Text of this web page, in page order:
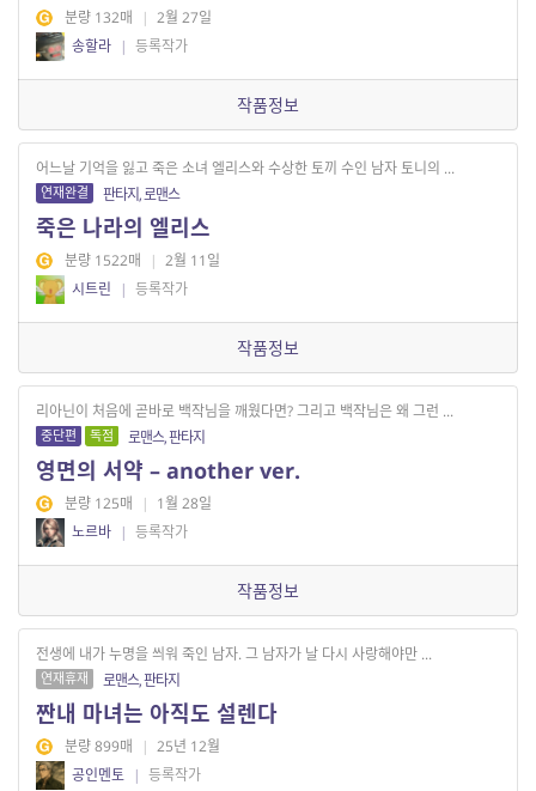
분량 132매 | 2월 27일
송할라 | 등록작가
작품정보
어느날 기억을 잃고 죽은 소녀 엘리스와 수상한 토끼 수인 남자 토니의 ...
연재완결 판타지, 로맨스
죽은 나라의 엘리스
분량 1522매 | 2월 11일
시트린
| 등록작가
작품정보
리아닌이 처음에 곧바로 백작님을 깨웠다면? 그리고 백작님은 왜 그런 ...
중단편 독점 로맨스, 판타지
영면의 서약 – another ver.
분량 125매 | 1월 28일
노르바 | 등록작가
작품정보
전생에 내가 누명을 씌워 죽인 남자. 그 남자가 날 다시 사랑해야만 ...
연재휴재 로맨스, 판타지
짠내 마녀는 아직도 설렌다
분량 899매 | 25년 12월
공인멘토 | 등록작가